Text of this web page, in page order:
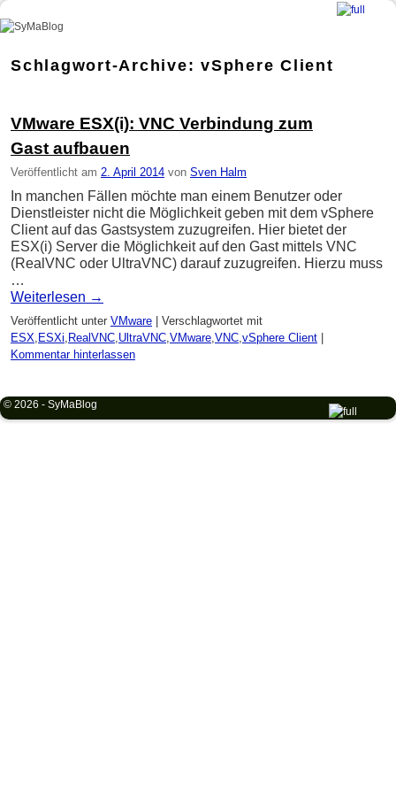
SyMaBlog
Schlagwort-Archive:vSphere Client
VMware ESX(i): VNC Verbindung zum
Gast aufbauen
Veröffentlicht am 2. April 2014 von Sven Halm
In manchen Fällen möchte man einem Benutzer oder
Dienstleister nicht die Möglichkeit geben mit dem vSphere
Client auf das Gastsystem zuzugreifen. Hier bietet der
ESX(i) Server die Möglichkeit auf den Gast mittels VNC
(RealVNC oder UltraVNC) darauf zuzugreifen. Hierzu muss
…
Weiterlesen →
Veröffentlicht unter VMware
Verschlagwortet mit
ESX ESXi RealVNC UltraVNC VMware VNC vSphere Client
Kommentar hinterlassen
© 2026 - SyMaBlog